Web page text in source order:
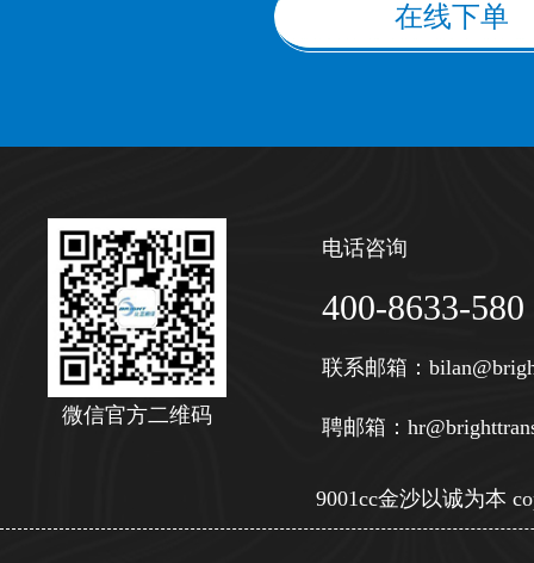
在线下单
微信官方二维码
电话咨询
400-8633-580
联系邮箱：
聘邮箱：
9001cc金沙以诚为本